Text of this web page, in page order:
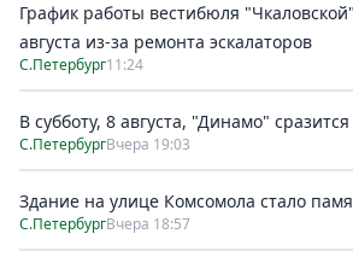
График работы вестибюля
августа из-за ремонта эскалаторов
С.Петербург11:24
В субботу, 8 августа, "Динамо"
С.ПетербургВчера 19:03
Здание на улице Комсомола стало
С.ПетербургВчера 18:57